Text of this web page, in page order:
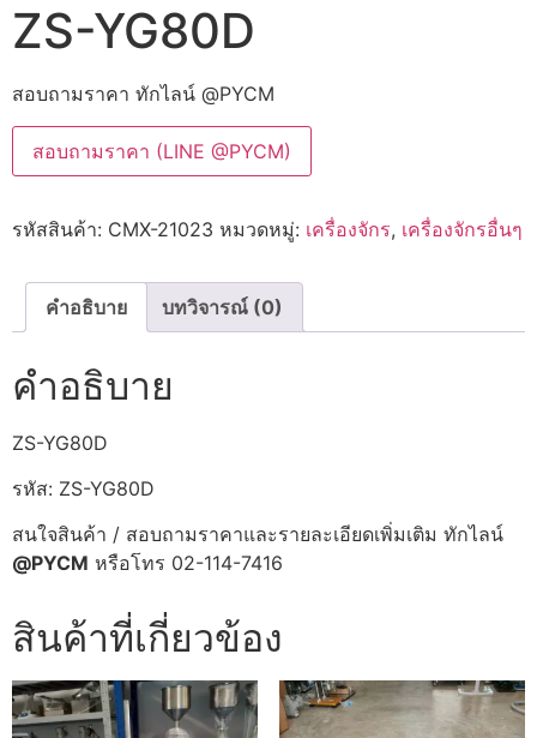
ZS-YG80D
สอบถามราคา ทักไลน์ @PYCM
สอบถามราคา (LINE @PYCM)
รหัสสินค้า: CMX-21023 หมวดหมู่: เครื่องจักร, เครื่องจักรอื่นๆ
คำอธิบาย บทวิจารณ์ (0)
คำอธิบาย
ZS-YG80D
รหัส: ZS-YG80D
สนใจสินค้า / สอบถามราคาและรายละเอียดเพิ่มเติม ทักไลน์
@PYCM หรือโทร 02-114-7416
สินค้าที่เกี่ยวข้อง